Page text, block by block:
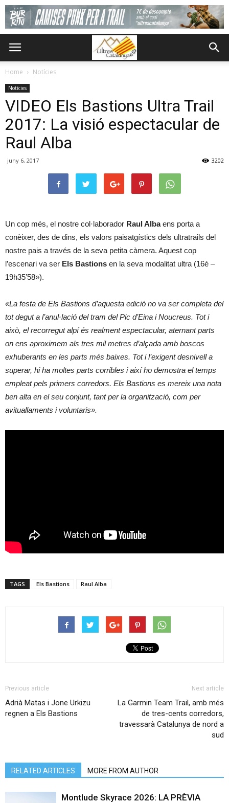
Home Notícies
Notícies
VIDEO Els Bastions Ultra Trail
2017: La visió espectacular de
Raul Alba
juny 6, 2017 3202
Un cop més, el nostre col·laborador Raul Albaens porta a
conèixer, des de dins, els valors paisatgístics dels ultratrails del
nostre pais a través de la seva petita càmera. Aquest cop
l’escenari va ser Els Bastions en la seva modalitat ultra (16è –
19h35’58»).
«La festa de Els Bastions d’aquesta edició no va ser completa del
tot degut a l’anul·lació del tram del Pic d’Eina i Noucreus. Tot i
això, el recorregut alpí és realment espectacular, aternant parts
on ens aproximem als tres mil metres d’alçada amb boscos
exhuberants en les parts més baixes. Tot i l’exigent desnivell a
superar, hi ha moltes parts corribles i així ho demostra el temps
empleat pels primers corredors. Els Bastions es mereix una nota
ben alta en el seu conjunt, tant per la organització, com per
avituallaments i voluntaris».
TAGS Els Bastions Raul Alba
Previous article
Adrià Matas i Jone Urkizu
regnen a Els Bastions
Next article
La Garmin Team Trail, amb més
de tres-cents corredors,
travessarà Catalunya de nord a
sud
RELATED ARTICLES MORE FROM AUTHOR
Montlude Skyrace 2026: LA PRÈVIA